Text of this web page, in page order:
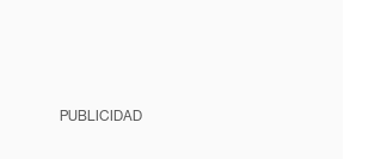
PUBLICIDAD